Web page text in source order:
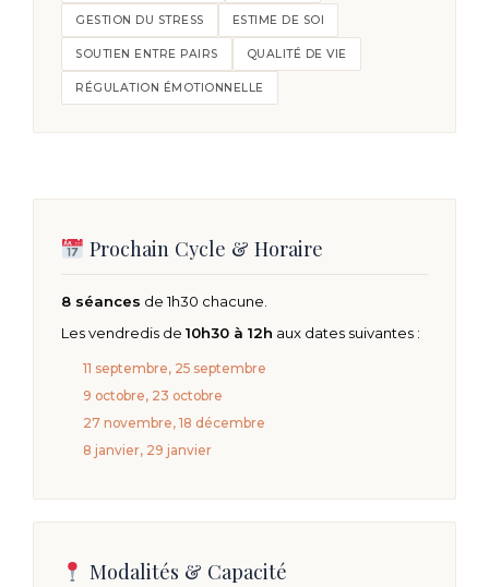
GESTION DU STRESS ESTIME DE SOI
SOUTIEN ENTRE PAIRS QUALITÉ DE VIE
RÉGULATION ÉMOTIONNELLE
Prochain Cycle & Horaire
8 séances de 1h30 chacune.
Les vendredis de 10h30 à 12h aux dates suivantes :
11 septembre, 25 septembre
9 octobre, 23 octobre
27 novembre, 18 décembre
8 janvier, 29 janvier
Modalités & Capacité